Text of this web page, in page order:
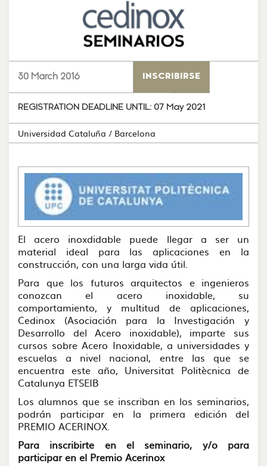
30 March 2016 INSCRIBIRSE
REGISTRATION DEADLINE UNTIL: 07 May 2021
Universidad Cataluña / Barcelona
El acero inoxdidable puede llegar a ser un
material ideal para las aplicaciones en la
construcción, con una larga vida útil.
Para que los futuros arquitectos e ingenieros
conozcan el acero inoxidable, su
comportamiento, y multitud de aplicaciones,
Cedinox (Asociación para la Investigación y
Desarrollo del Acero inoxidable), imparte sus
cursos sobre Acero Inoxidable, a universidades y
escuelas a nivel nacional, entre las que se
encuentra este año, Universitat Politècnica de
Catalunya ETSEIB
Los alumnos que se inscriban en los seminarios,
podrán participar en la primera edición del
PREMIO ACERINOX.
Para inscribirte en el seminario, y/o para
participar en el Premio Acerinox